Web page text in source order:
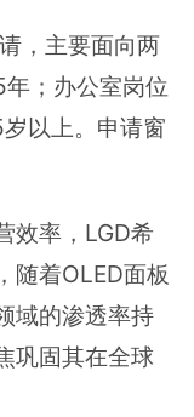
，主要面向两
；办公室岗位
以上。申请窗
效率，LGD希
随着OLED面板
域的渗透率持
巩固其在全球